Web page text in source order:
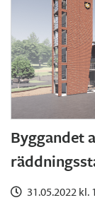
Byggandet
31.05.2022 kl.